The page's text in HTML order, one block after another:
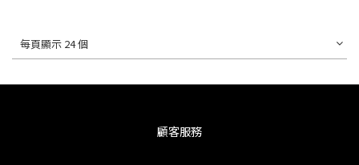
每頁顯示 24 個
顧客服務